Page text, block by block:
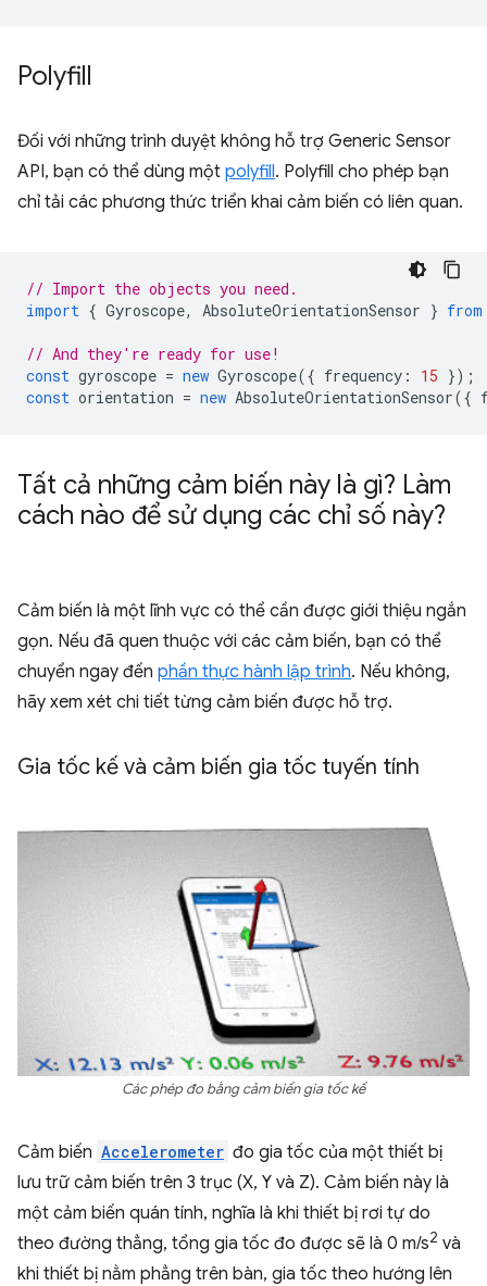
Polyfill
Đối với những trình duyệt không hỗ trợ Generic Sensor
API, bạn có thể dùng một polyfill. Polyfill cho phép bạn
chỉ tải các phương thức triển khai cảm biến có liên quan.
// Import the objects you need.
import { Gyroscope, AbsoluteOrientationSensor } from
// And they're ready for use!
const gyroscope = new Gyroscope({ frequency : 15 });
const orientation = new AbsoluteOrientationSensor({
Tất cả những cảm biến này là gì? Làm
cách nào để sử dụng các chỉ số này?
Cảm biến là một lĩnh vực có thể cần được giới thiệu ngắn
gọn. Nếu đã quen thuộc với các cảm biến, bạn có thể
chuyển ngay đến phần thực hành lập trình. Nếu không,
hãy xem xét chi tiết từng cảm biến được hỗ trợ.
Gia tốc kế và cảm biến gia tốc tuyến tính
Các phép đo bằng cảm biến gia tốc kế
Cảm biến Accelerometer đo gia tốc của một thiết bị
lưu trữ cảm biến trên 3 trục (X, Y và Z). Cảm biến này là
một cảm biến quán tính, nghĩa là khi thiết bị rơi tự do
theo đường thẳng, tổng gia tốc đo được sẽ là 0 m/s2 và
khi thiết bị nằm phẳng trên bàn, gia tốc theo hướng lên